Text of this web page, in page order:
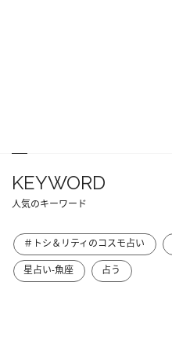
KEYWORD
人気のキーワード
＃トシ＆リティのコスモ占い
星占い-魚座
占う